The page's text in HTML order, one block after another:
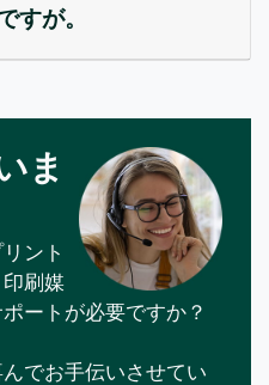
すが。
ま
ント
刷媒
ートが必要ですか？
でお手伝いさせてい